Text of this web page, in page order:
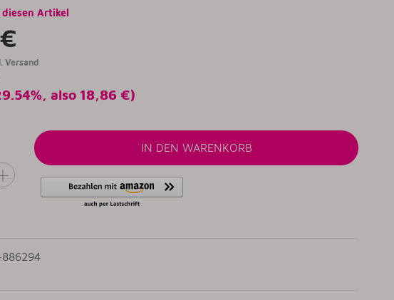
diesen Artikel
Versand
, also 18,86 €)
IN DEN WARENKORB